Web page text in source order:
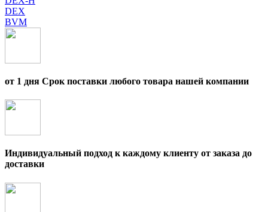
DEX
BVM
от 1 дня Срок поставки любого товара нашей компании
Индивидуальный подход к каждому клиенту от заказа до
доставки